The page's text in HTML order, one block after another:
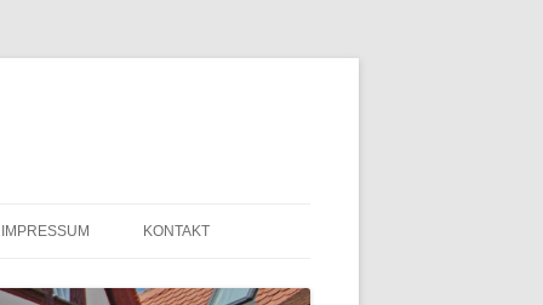
IMPRESSUM KONTAKT